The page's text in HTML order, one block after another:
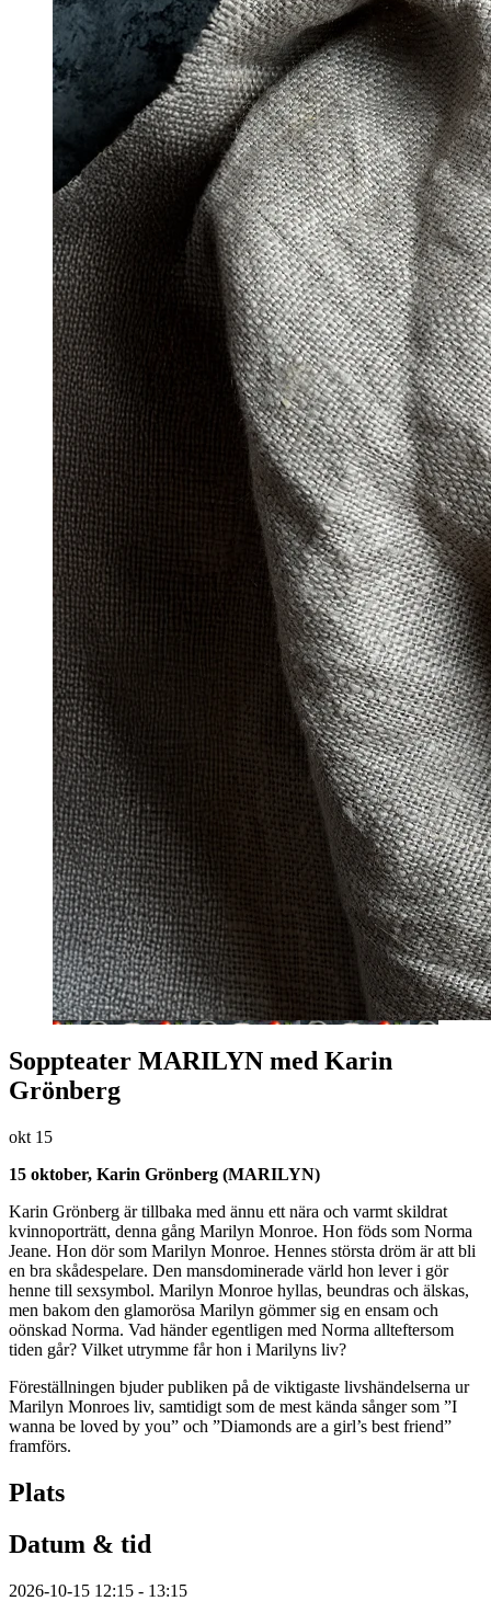
Soppteater MARILYN med Karin
Grönberg
okt 15
15 oktober, Karin Grönberg (MARILYN)
Karin Grönberg är tillbaka med ännu ett nära och varmt skildrat
kvinnoporträtt, denna gång Marilyn Monroe. Hon föds som Norma
Jeane. Hon dör som Marilyn Monroe. Hennes största dröm är att bli
en bra skådespelare. Den mansdominerade värld hon lever i gör
henne till sexsymbol. Marilyn Monroe hyllas, beundras och älskas,
men bakom den glamorösa Marilyn gömmer sig en ensam och
oönskad Norma. Vad händer egentligen med Norma allteftersom
tiden går? Vilket utrymme får hon i Marilyns liv?
Föreställningen bjuder publiken på de viktigaste livshändelserna ur
Marilyn Monroes liv, samtidigt som de mest kända sånger som ”I
wanna be loved by you” och ”Diamonds are a girl’s best friend”
framförs.
Plats
Datum & tid
2026-10-15 12:15 - 13:15